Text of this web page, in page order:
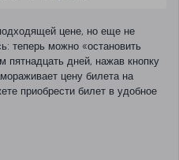
цене, но еще не
теперь можно «остановить
пятнадцать дней, нажав кнопку
цену билета на
приобрести билет в удобное